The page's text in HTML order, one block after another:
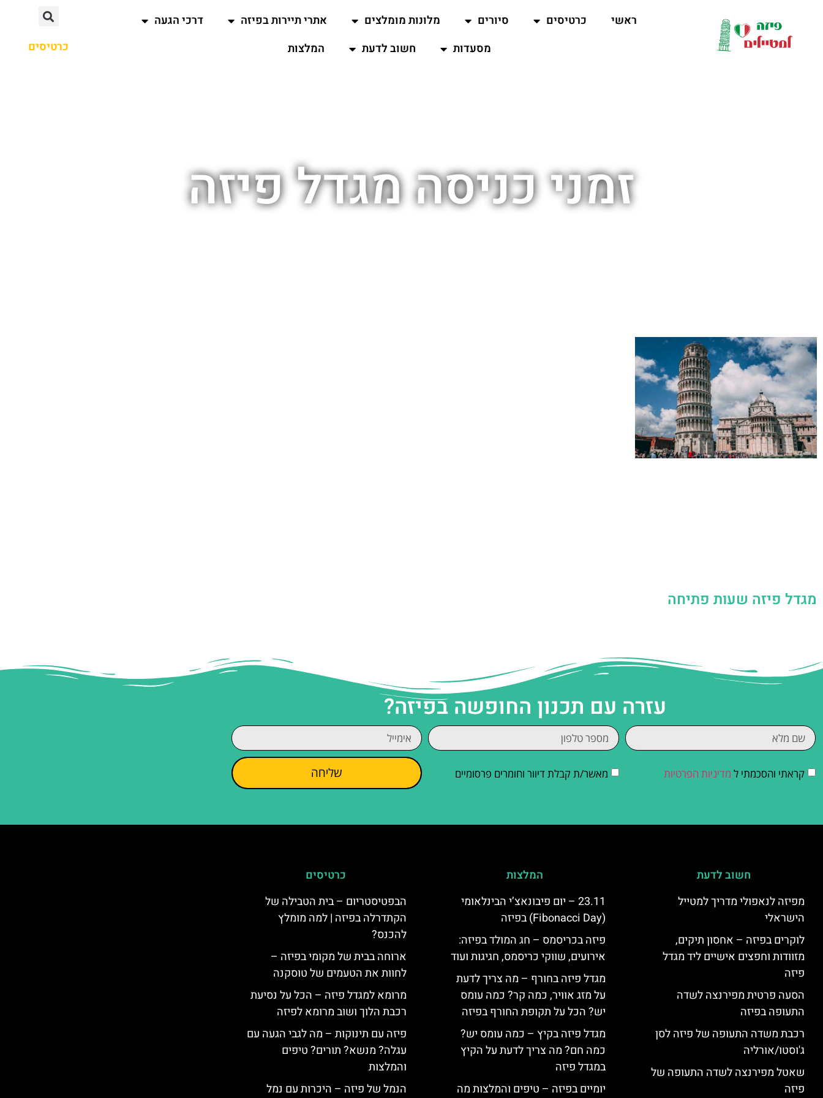
ראשי כרטיסים סיורים מלונות מומלצים אתרי תיירות בפיזה
דרכי הגעה
מסעדות
חשוב לדעת המלצות כרטיסים
זמני כניסה מגדל פיזה
מגדל פיזה שעות פתיחה
עזרה עם תכנון החופשה בפיזה?
קראתי והסכמתי ל מדיניות הפרטיות מאשר/ת קבלת דיוור וחומרים פרסומיים שליחה
חשוב לדעת
מפיזה לנאפולי מדריך למטייל
הישראלי
לוקרים בפיזה – אחסון תיקים,
מזוודות וחפצים אישיים ליד מגדל
פיזה
הסעה פרטית מפירנצה לשדה
התעופה בפיזה
רכבת משדה התעופה של פיזה לסן
ג'וסטו/אורליה
שאטל מפירנצה לשדה התעופה של
פיזה
המלצות
23.11 – יום פיבונאצ’י הבינלאומי
(Fibonacci Day) בפיזה
פיזה בכריסמס – חג המולד בפיזה:
אירועים, שווקי כריסמס, חגיגות ועוד
מגדל פיזה בחורף – מה צריך לדעת
על מזג אוויר, כמה קר? כמה עומס
יש? הכל על תקופת החורף בפיזה
מגדל פיזה בקיץ – כמה עומס יש?
כמה חם? מה צריך לדעת על הקיץ
במגדל פיזה
יומיים בפיזה – טיפים והמלצות מה
כרטיסים
הבפטיסטריום – בית הטבילה של
הקתדרלה בפיזה | למה מומלץ
להכנס?
ארוחה בבית של מקומי בפיזה –
לחוות את הטעמים של טוסקנה
מרומא למגדל פיזה – הכל על נסיעת
רכבת הלוך ושוב מרומא לפיזה
פיזה עם תינוקות – מה לגבי הגעה עם
עגלה? מנשא? תורים? טיפים
והמלצות
הנמל של פיזה – היכרות עם נמל